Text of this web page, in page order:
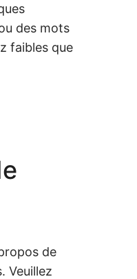
des mots
faibles que
de
Veuillez